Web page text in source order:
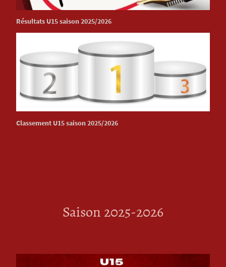
Résultats U15 saison 2025/2026
Classement U15 saison 2025/2026
Saison 2025-2026